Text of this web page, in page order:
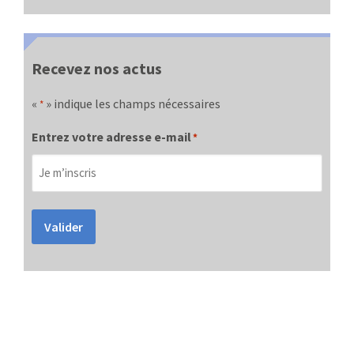
Recevez nos actus
« * » indique les champs nécessaires
Entrez votre adresse e-mail*
Valider